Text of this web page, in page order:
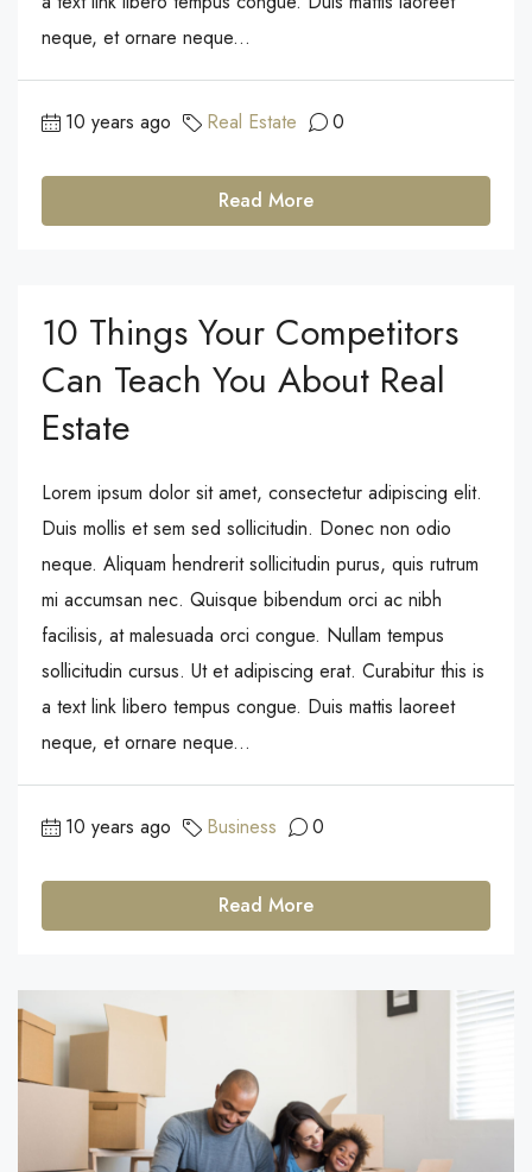
neque, et ornare neque...
10 years ago Real Estate 0
Read More
10 Things Your Competitors
Can Teach You About Real
Estate
Lorem ipsum dolor sit amet, consectetur adipiscing elit.
Duis mollis et sem sed sollicitudin. Donec non odio
neque. Aliquam hendrerit sollicitudin purus, quis rutrum
mi accumsan nec. Quisque bibendum orci ac nibh
facilisis, at malesuada orci congue. Nullam tempus
sollicitudin cursus. Ut et adipiscing erat. Curabitur this is
a text link libero tempus congue. Duis mattis laoreet
neque, et ornare neque...
10 years ago Business 0
Read More